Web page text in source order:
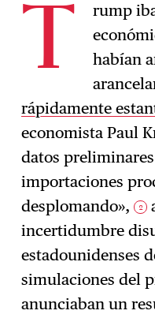
T
rump
habían
rápidamente
economista Paul
datos
importaciones
desplomando», 2
incertidumbre
estadounidenses
simulaciones del
anunciaban un